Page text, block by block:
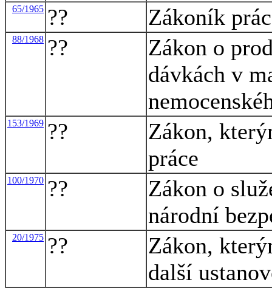
65/1965 ?? Zákoník
88/1968 ??
Zákon o
dávkách v
153/1969 ??
Zákon,
práce
100/1970 ??
Zákon o
národní
20/1975 ??
Zákon,
další